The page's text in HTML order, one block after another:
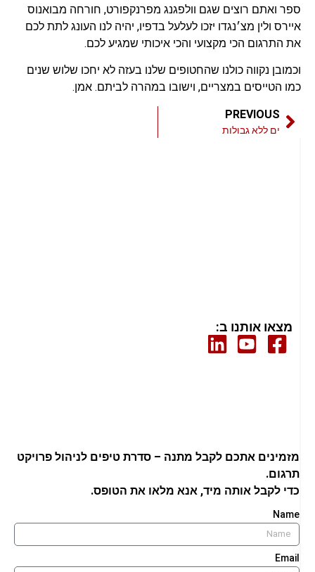
ספר ואתם רוצים שגם וולפגנג מפרנקפורט, חורחה מבואנוס
איירס ולין מצ׳נגדו יזכו לעלעל בדפיו, יהיה לנו העונג לתת לכם
את התרגום הכי מקצועי והכי איכותי שמגיע לכם.
וכמובן נקווה כולנו שהחטופים שלנו בעזה לא יחכו שלוש שנים
כמו הטייסים במצריים, וישובו במהרה לביתם. אמן.
PREVIOUS
ים ללא גבולות
מצאו אותנו ב:
מזמינים אתכם לקבל מתנה – סדרת טיפים לניהול פרויקט
תרגום.
כדי לקבל אותה מיד, אנא מלאו את הטופס.
Name
Email